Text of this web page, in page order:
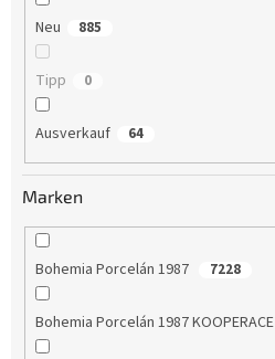
Neu 885
Tipp 0
Ausverkauf 64
Marken
Bohemia Porcelán 1987 7228
Bohemia Porcelán 1987 KOOPERACE